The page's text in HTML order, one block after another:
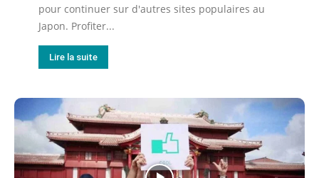
pour continuer sur d'autres sites populaires au
Japon. Profiter...
Lire la suite